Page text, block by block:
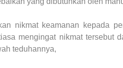
nikmat keamanan kepada
mengingat nikmat tersebut
teduhannya,